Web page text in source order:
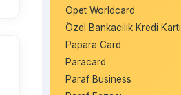
Opet Worldcard
Özel Bankacılık Kredi Kartı
Papara Card
Paracard
Paraf Business